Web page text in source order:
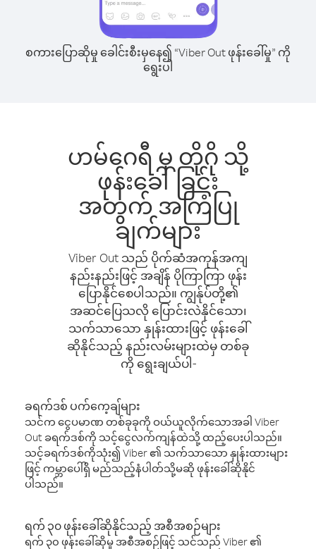
စကားပြောဆိုမှု ခေါင်းစီးမှနေ၍ “Viber Out ဖုန်းခေါ်မှု” ကို
ရွေးပါ
ဟမ်ဂေရီ မှ တိုဂို သို့
ဖုန်းခေါ်ခြင်း
အတွက် အကြံပြု
ချက်များ
Viber Out သည် ပိုက်ဆံအကုန်အကျ
နည်းနည်းဖြင့် အချိန် ပိုကြာကြာ ဖုန်း
ပြောနိုင်စေပါသည်။ ကျွန်ုပ်တို့၏
အဆင်ပြေသလို ပြောင်းလဲနိုင်သော၊
သက်သာသော နှုန်းထားဖြင့် ဖုန်းခေါ်
ဆိုနိုင်သည့် နည်းလမ်းများထဲမှ တစ်ခု
ကို ရွေးချယ်ပါ-
ခရက်ဒစ် ပက်ကေ့ချ်များ
သင်က ငွေပမာဏ တစ်ခုခုကို ဝယ်ယူလိုက်သောအခါ Viber
Out ခရက်ဒစ်ကို သင့်ငွေလက်ကျန်ထဲသို့ ထည့်ပေးပါသည်။
သင့်ခရက်ဒစ်ကိုသုံး၍ Viber ၏ သက်သာသော နှုန်းထားများ
ဖြင့် ကမ္ဘာပေါ်ရှိ မည်သည့်နံပါတ်သို့မဆို ဖုန်းခေါ်ဆိုနိုင်
ပါသည်။
ရက် ၃၀ ဖုန်းခေါ်ဆိုနိုင်သည့် အစီအစဉ်များ
ရက် ၃၀ ဖုန်းခေါ်ဆိုမှု အစီအစဉ်ဖြင့် သင်သည် Viber ၏